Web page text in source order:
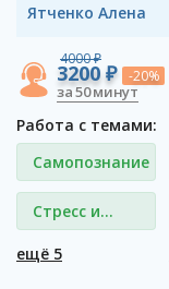
Ятченко Aлена
4000 ₽
3200 ₽ -20%
за 50 минут
Работа с темами:
Самопознание
Стресс и
депрессия
ещё 5